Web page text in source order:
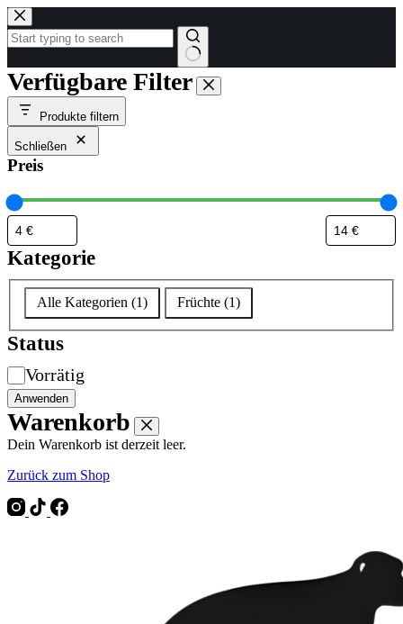
Zum
Inhalt
springen
Keine
Ergebnisse
Verfügbare Filter
Produkte filtern
Schließen
Preis
Kategorie
Kategorie
Alle Kategorien (1) Früchte (1)
Status
Verfügbarkeit
Vorrätig
Anwenden
Warenkorb
Dein Warenkorb ist derzeit leer.
Zurück zum Shop